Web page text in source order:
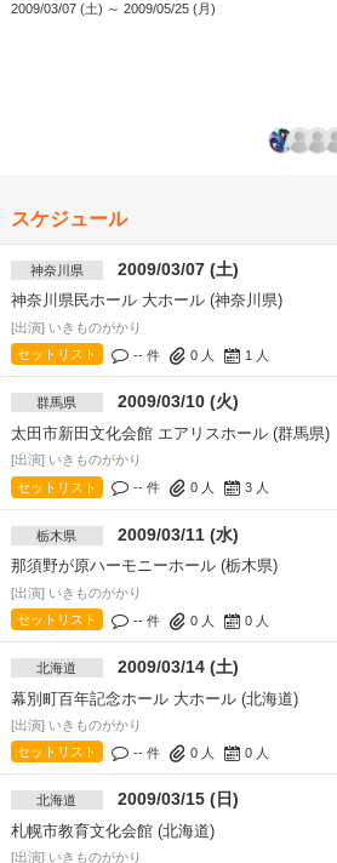
2009/03/07 (土) ～ 2009/05/25 (月)
スケジュール
神奈川県 2009/03/07 (土)
神奈川県民ホール 大ホール (神奈川県)
[出演] いきものがかり
セットリスト
-- 件 0人 1 人
群馬県 2009/03/10 (火)
太田市新田文化会館 エアリスホール (群馬県)
[出演] いきものがかり
セットリスト
-- 件 0人 3人
栃木県 2009/03/11 (水)
那須野が原ハーモニーホール (栃木県)
[出演] いきものがかり
セットリスト
-- 件 0人 0人
北海道 2009/03/14 (土)
幕別町百年記念ホール 大ホール (北海道)
[出演] いきものがかり
セットリスト
-- 件 0人 0人
北海道 2009/03/15 (日)
札幌市教育文化会館 (北海道)
[出演] いきものがかり